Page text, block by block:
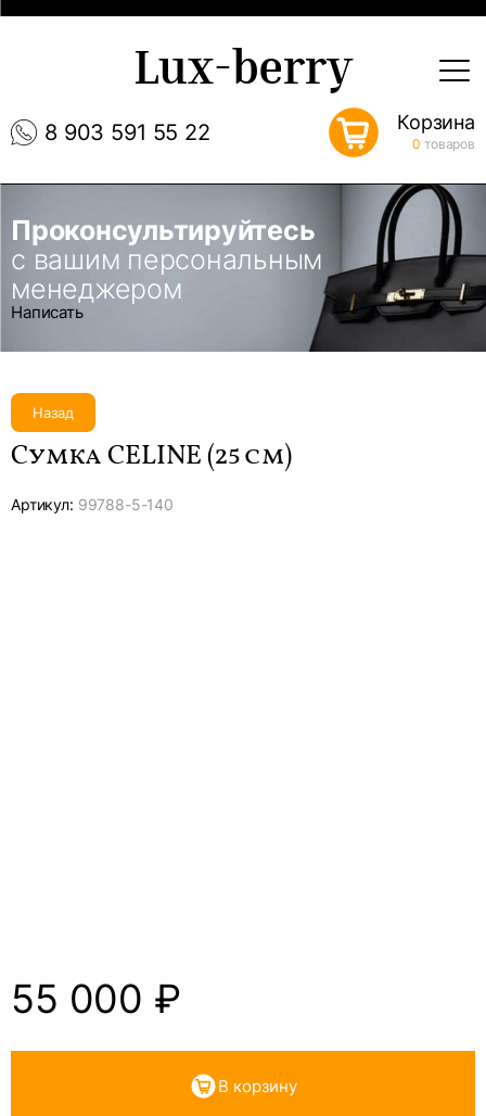
8 903 591 55 22
Lux-berry
Корзина
0 товаров
Проконсультируйтесь
с вашим персональным
менеджером
Написать
Назад
Сумка CELINE (25 см)
Артикул: 99788-5-140
55 000 ₽
В корзину